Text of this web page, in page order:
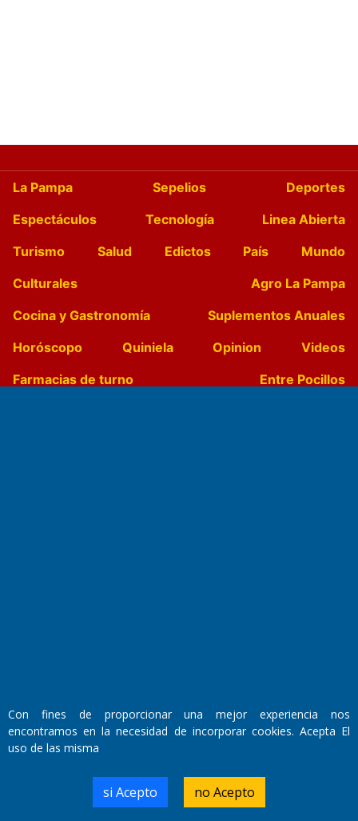
La Pampa Sepelios
Deportes
Espectáculos
Tecnología
Linea Abierta
Turismo
Salud Edictos País
Mundo
Culturales
Agro La Pampa
Cocina y Gastronomía
Suplementos Anuales
Horóscopo
Quiniela Opinion
Videos
Farmacias de turno
Entre Pocillos
Miembro de ADIRA,ADEPA y CPPAL
Propietario: El Diario SRL
Director Periodístico:
Con fines de proporcionar una mejor experiencia nos
encontramos en la necesidad de incorporar cookies. Acepta El
uso de las misma
si Acepto no Acepto